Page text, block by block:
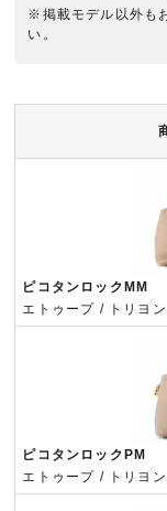
※掲載モデル以外も
い。
ピコタンロックMM
エトゥープ / トリヨ
ピコタンロックPM
エトゥープ / トリヨ